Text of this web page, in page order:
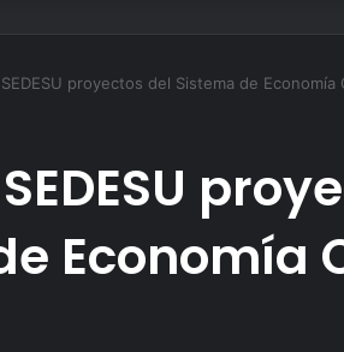
proyectos del Sistema de Economía
Economía